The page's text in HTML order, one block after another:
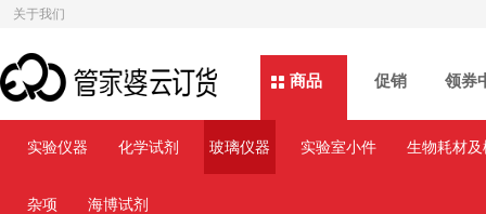
关于我们
商品
实验仪器 化学试剂 玻璃仪器 实验室小件 生物耗材
杂项 海博试剂
商品 促销 领券